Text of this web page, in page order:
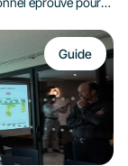
déjà en activité,
Guide